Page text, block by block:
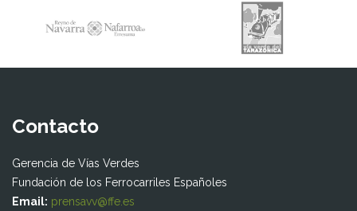
Contacto
Gerencia de Vías Verdes
Fundación de los Ferrocarriles Españoles
Email: prensavv@ffe.es